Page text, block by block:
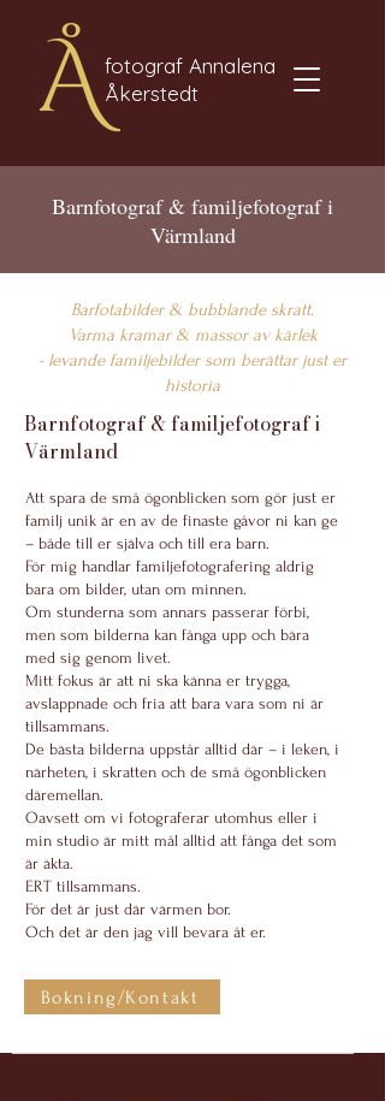
fotograf Annalena
Åkerstedt
Barnfotograf & familjefotograf i
Värmland
Barfotabilder & bubblande skratt.
Varma kramar & massor av kärlek
- levande familjebilder som berättar just er
historia
Barnfotograf & familjefotograf i
Värmland
Att spara de små ögonblicken som gör just er
familj unik är en av de finaste gåvor ni kan ge
– både till er själva och till era barn.
För mig handlar familjefotografering aldrig
bara om bilder, utan om minnen.
Om stunderna som annars passerar förbi,
men som bilderna kan fånga upp och bära
med sig genom livet.
Mitt fokus är att ni ska känna er trygga,
avslappnade och fria att bara vara som ni är
tillsammans.
De bästa bilderna uppstår alltid där – i leken, i
närheten, i skratten och de små ögonblicken
däremellan.
Oavsett om vi fotograferar utomhus eller i
min studio är mitt mål alltid att fånga det som
är äkta.
ERT tillsammans.
För det är just där värmen bor.
Och det är den jag vill bevara åt er.
Bokning/Kontakt